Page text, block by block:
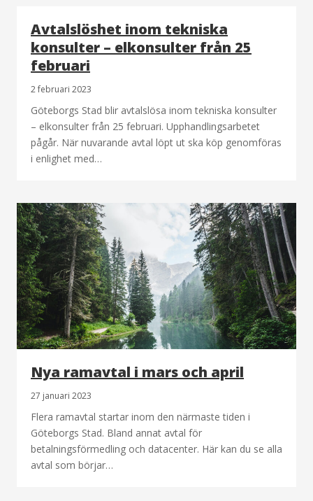
Avtalslöshet inom tekniska
konsulter – elkonsulter från 25
februari
2 februari 2023
Göteborgs Stad blir avtalslösa inom tekniska konsulter
– elkonsulter från 25 februari. Upphandlingsarbetet
pågår. När nuvarande avtal löpt ut ska köp genomföras
i enlighet med…
Nya ramavtal i mars och april
27 januari 2023
Flera ramavtal startar inom den närmaste tiden i
Göteborgs Stad. Bland annat avtal för
betalningsförmedling och datacenter. Här kan du se alla
avtal som börjar…